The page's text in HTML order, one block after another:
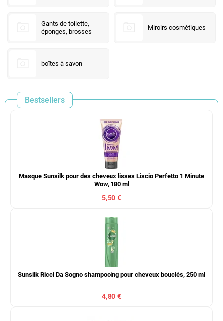
Gants de toilette,
éponges, brosses
Miroirs cosmétiques
boîtes à savon
Bestsellers
Masque Sunsilk pour des cheveux lisses Liscio Perfetto 1 Minute
Wow, 180 ml
5,50 €
Sunsilk Ricci Da Sogno shampooing pour cheveux bouclés, 250 ml
4,80 €